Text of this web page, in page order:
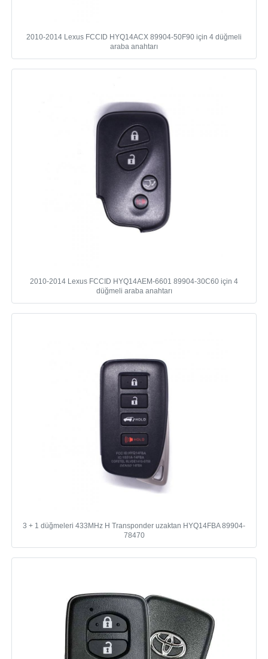
2010-2014 Lexus FCCID HYQ14ACX 89904-50F90 için 4 düğmeli
araba anahtarı
2010-2014 Lexus FCCID HYQ14AEM-6601 89904-30C60 için 4
düğmeli araba anahtarı
3 + 1 düğmeleri 433MHz H Transponder uzaktan HYQ14FBA 89904-
78470